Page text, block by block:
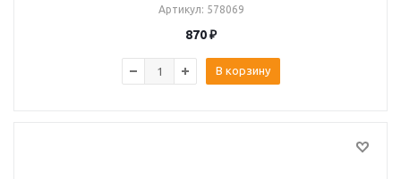
Артикул: 578069
870₽
В корзину